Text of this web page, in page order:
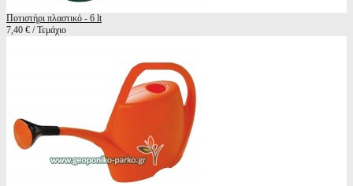
Ποτιστήρι πλαστικό - 6 lt
7,40 € / Τεμάχιο